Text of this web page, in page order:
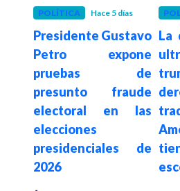
POLÍTICA Hace 5 días
Presidente Gustavo
Petro expone
pruebas de
presunto fraude
electoral en las
elecciones
presidenciales de
2026
La